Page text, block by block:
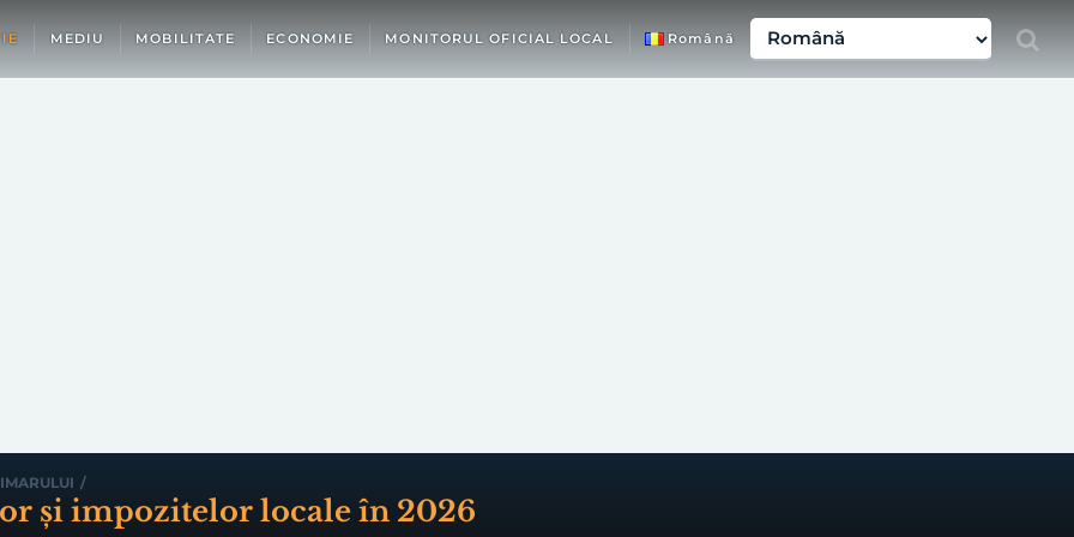
MEDIU MOBILITATE ECONOMIE MONITORUL OFICIAL LOCAL Română
/
și impozitelor locale în 2026